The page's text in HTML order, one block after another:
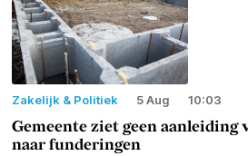
Zakelijk & Politiek 5 Aug 10:03
Gemeente ziet geen aanleiding
naar funderingen